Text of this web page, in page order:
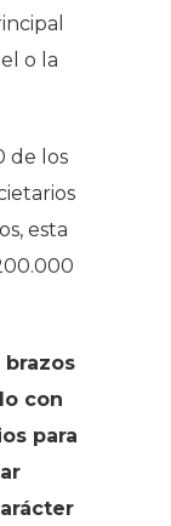
o la
de los
esta
brazos
con
para